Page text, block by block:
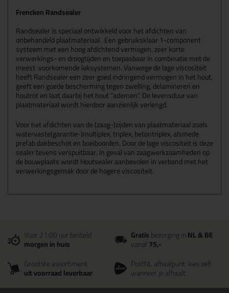
Frencken Randsealer
Randsealer is speciaal ontwikkeld voor het afdichten van
onbehandeld plaatmateriaal. Een gebruiksklaar 1-component
systeem met een hoog afdichtend vermogen, zeer korte
verwerkings- en droogtijden en toepasbaar in combinatie met de
meest voorkomende laksystemen. Vanwege de lage viscositeit
heeft Randsealer een zeer goed indringend vermogen in het hout,
geeft een goede bescherming tegen zwelling, delamineren en
houtrot en laat daarbij het hout “ademen”. De levensduur van
plaatmateriaal wordt hierdoor aanzienlijk verlengd.
Voor het afdichten van de (zaag-)zijden van plaatmateriaal zoals
watervaste(garantie-)multiplex, triplex, betontriplex, alsmede
prefab dakbeschot en boeiboorden. Door de lage viscositeit is deze
sealer tevens verspuitbaar. In geval van zaagwerkzaamheden op
de bouwplaats wordt Houtsealer aanbevolen in verband met het
verwerkingsgemak door de hogere viscositeit.
Voor 21:00 uur besteld
morgen in huis
Gratisbezorging inNL & BE
vanaf75,-
Grootste assortiment
uit voorraad leverbaar
PostNL afhaalpunt: kies zelf
wanneer je afhaalt